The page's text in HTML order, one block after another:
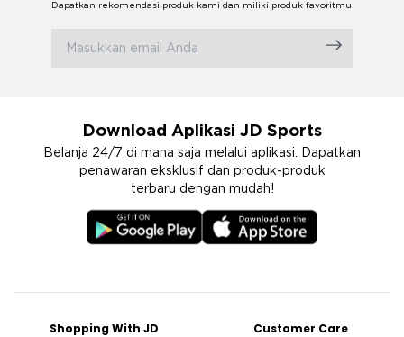
Dapatkan rekomendasi produk kami dan miliki produk favoritmu.
Download Aplikasi JD Sports
Belanja 24/7 di mana saja melalui aplikasi. Dapatkan
penawaran eksklusif dan produk-produk
terbaru dengan mudah!
Shopping With JD
Customer Care